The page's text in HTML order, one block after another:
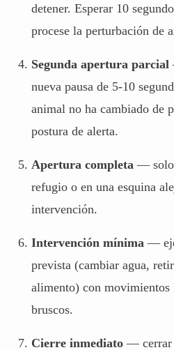
detener. Esperar 10
procese la perturbación de
Segunda apertura parcial
nueva pausa de 5-10
animal no ha cambiado de
postura de alerta.
Apertura completa — solo
refugio o en una esquina
intervención.
Intervención mínima —
prevista (cambiar agua,
alimento) con movimientos
bruscos.
Cierre inmediato — cerrar